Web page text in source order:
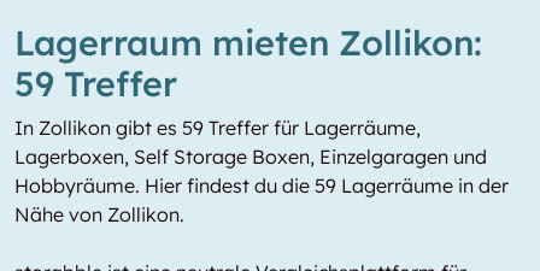
Lagerraum mieten Zollikon:
59 Treffer
In Zollikon gibt es 59 Treffer für Lagerräume,
Lagerboxen, Self Storage Boxen, Einzelgaragen und
Hobbyräume. Hier findest du die 59 Lagerräume in der
Nähe von Zollikon.